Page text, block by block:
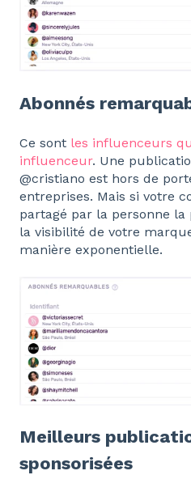
Abonnés
Ce sont les influenceurs
influenceur. Une
@cristiano est hors de
entreprises. Mais si votre
partagé par la personne
la visibilité de votre
manière exponentielle.
Meilleurs
sponsorisées